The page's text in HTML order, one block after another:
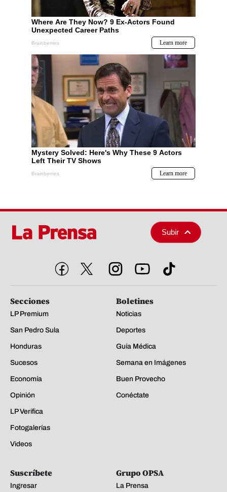
Subir
Secciones
LP Premium
San Pedro Sula
Honduras
Sucesos
Economía
Opinión
LP Verifica
Fotogalerías
Videos
Boletines
Noticias
Deportes
Guía Médica
Semana en Imágenes
Buen Provecho
Conéctate
Suscríbete
Ingresar
Grupo OPSA
La Prensa